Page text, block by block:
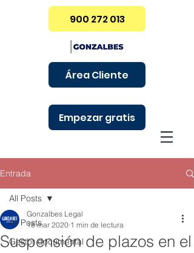
900 272 013
Área Cliente
Empezar gratis
Entrada
All Posts
Gestor documental
All Posts
Suspensión de plazos en el
Gonzalbes Legal
18 mar 2020 1 min de lectura